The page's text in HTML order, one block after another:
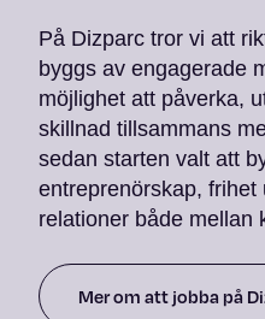
På Dizparc tror vi att
byggs av engagerade
möjlighet att påverka,
skillnad tillsammans
sedan starten valt att
entreprenörskap,
relationer både mellan
Mer om att jobba på